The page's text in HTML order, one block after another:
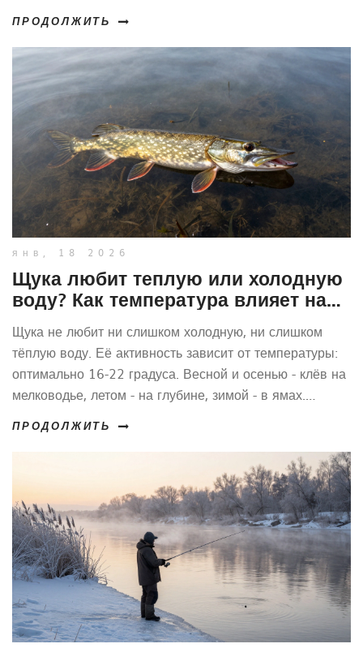
ПРОДОЛЖИТЬ
янв, 18 2026
Щука любит теплую или холодную
воду? Как температура влияет на
клев
Щука не любит ни слишком холодную, ни слишком
тёплую воду. Её активность зависит от температуры:
оптимально 16-22 градуса. Весной и осенью - клёв на
мелководье, летом - на глубине, зимой - в ямах.
от температуры воды.
ПРОДОЛЖИТЬ